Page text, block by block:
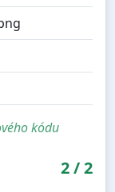
kódu
2/2